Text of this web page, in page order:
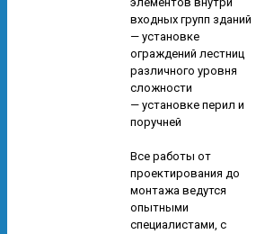
входных групп зданий
— установке
ограждений лестниц
различного уровня
сложности
— установке перил и
поручней
Все работы от
проектирования до
монтажа ведутся
опытными
специалистами, с